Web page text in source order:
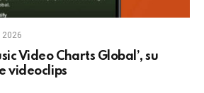
2026
Video Charts Global’, su
videoclips